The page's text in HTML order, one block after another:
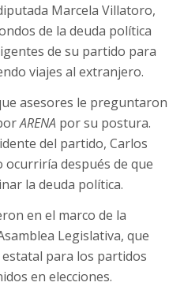
Marcela Villatoro,
de la deuda política
de su partido para
viajes al extranjero.
asesores le preguntaron
ARENA por su postura.
del partido, Carlos
ocurriría después de que
la deuda política.
en el marco de la
Legislativa, que
para los partidos
en elecciones.